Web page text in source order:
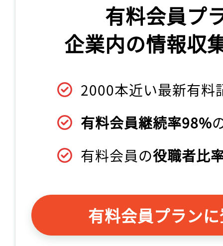
有料会員プ
企業内の情報収
2000本近い最新有料
有料会員継続率98%
有料会員の役職者比
有料会員プラン